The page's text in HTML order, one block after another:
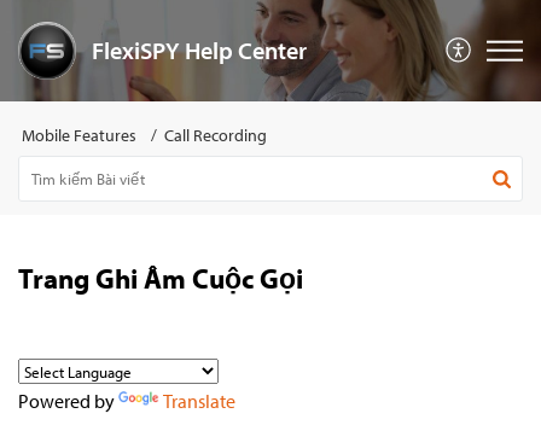
FlexiSPY Help Center
Mobile Features Call Recording
Trang Ghi Âm Cuộc Gọi
Powered by
Translate